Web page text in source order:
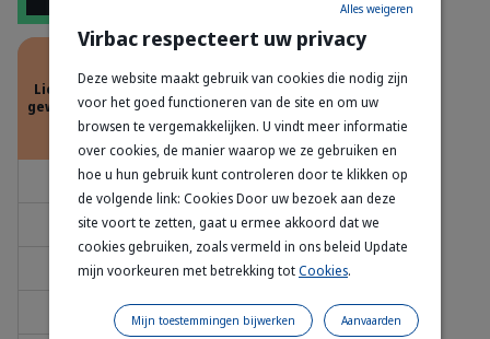
Lichaams-
gewicht (kg)
Overgewicht
Soft weight
loss
Normaal* Ondergewicht
20 25 25
30 35 40
40 45
50 60 65
Virbac respecteert uw privacy
Deze website maakt gebruik van cookies die nodig zijn
voor het goed functioneren van de site en om uw
browsen te vergemakkelijken. U vindt meer informatie
over cookies, de manier waarop we ze gebruiken en
hoe u hun gebruik kunt controleren door te klikken op
de volgende link: Cookies Door uw bezoek aan deze
site voort te zetten, gaat u ermee akkoord dat we
cookies gebruiken, zoals vermeld in ons beleid Update
mijn voorkeuren met betrekking totCookies.
Alles weigeren
Aanvaarden
Mijn toestemmingen bijwerken